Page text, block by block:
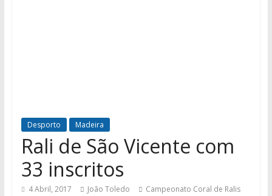
Desporto Madeira
Rali de São Vicente com
33 inscritos
4 Abril, 2017 João Toledo
Campeonato Coral de Ralis